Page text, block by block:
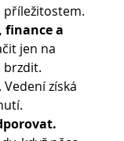
finance a
jen na
brzdit.
získá